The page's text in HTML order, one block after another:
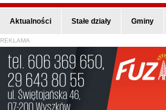
Aktualności Stałe działy Gminy
REKLAMA